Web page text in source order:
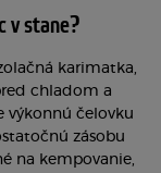
v stane?
karimatka,
chladom a
čelovku
zásobu
na kempovanie,